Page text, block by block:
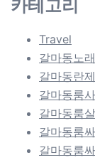
카테고리
Travel
갈마동노
갈마동란
갈마동룸
갈마동룸
갈마동룸
갈마동룸